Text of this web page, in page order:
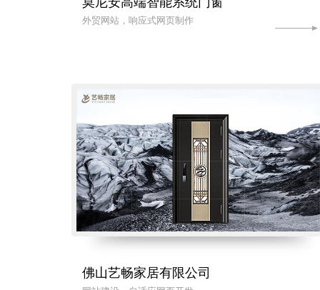
外贸网站，响应式网页制作
佛山艺畅家居有限公司